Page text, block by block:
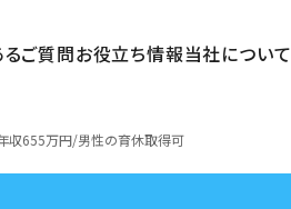
るご質問お役立ち情報当社について
収655万円/男性の育休取得可